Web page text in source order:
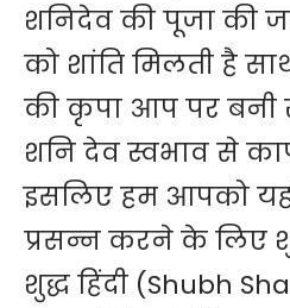
शनिदेवकी पूजा की
को शांति मिलती है
की कृपा आप पर बनी
शनि देव स्वभाव से
इसलिए हम आपको
प्रसन्न करने के लिए
शुद्ध हिंदी (Shubh